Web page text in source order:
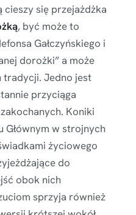
się przejażdżka
, być może to
Gałczyńskiego i
dorożki” a może
tradycji. Jedno jest
przyciąga
Koniki
Głównym w strojnych
życiowego
do
obok nich
sprzyja również